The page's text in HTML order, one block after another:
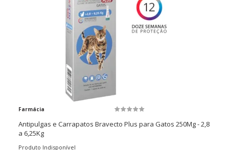
Farmácia
Antipulgas e Carrapatos Bravecto Plus para Gatos 250Mg - 2,8
a 6,25Kg
Produto Indisponível